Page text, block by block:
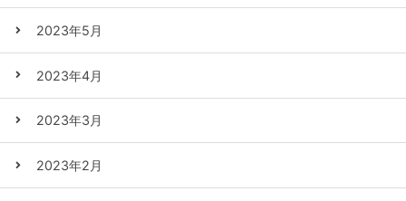
2023年5月
2023年4月
2023年3月
2023年2月